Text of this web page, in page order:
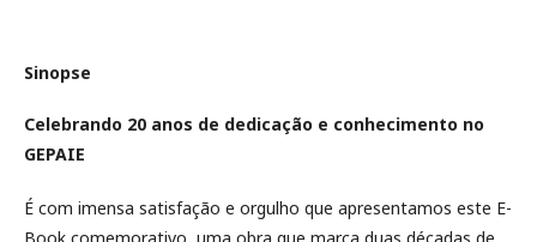
Sinopse
Celebrando 20 anos de dedicação e conhecimento no
GEPAIE
É com imensa satisfação e orgulho que apresentamos este E-